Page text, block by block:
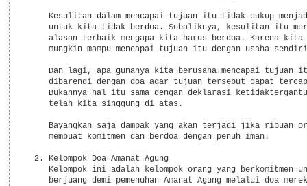
Kesulitan dalam mencapai tujuan itu tidak cukup
untuk kita tidak berdoa. Sebaliknya, kesulitan itu
alasan terbaik mengapa kita harus berdoa. Karena kita
mungkin mampu mencapai tujuan itu dengan usaha
Dan lagi, apa gunanya kita berusaha mencapai tujuan
dibarengi dengan doa agar tujuan tersebut dapat
Bukannya hal itu sama dengan deklarasi
     telah kita singgung di atas.
Bayangkan saja dampak yang akan terjadi jika ribuan
     membuat komitmen dan berdoa dengan penuh iman.
  2. Kelompok Doa Amanat Agung
Kelompok ini adalah kelompok orang yang berkomitmen
berjuang demi pemenuhan Amanat Agung melalui doa